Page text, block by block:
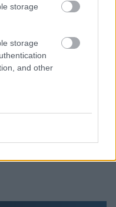
storage
storage
and other
ο λογαριασμός
Οι νέες «κόκκινες
της